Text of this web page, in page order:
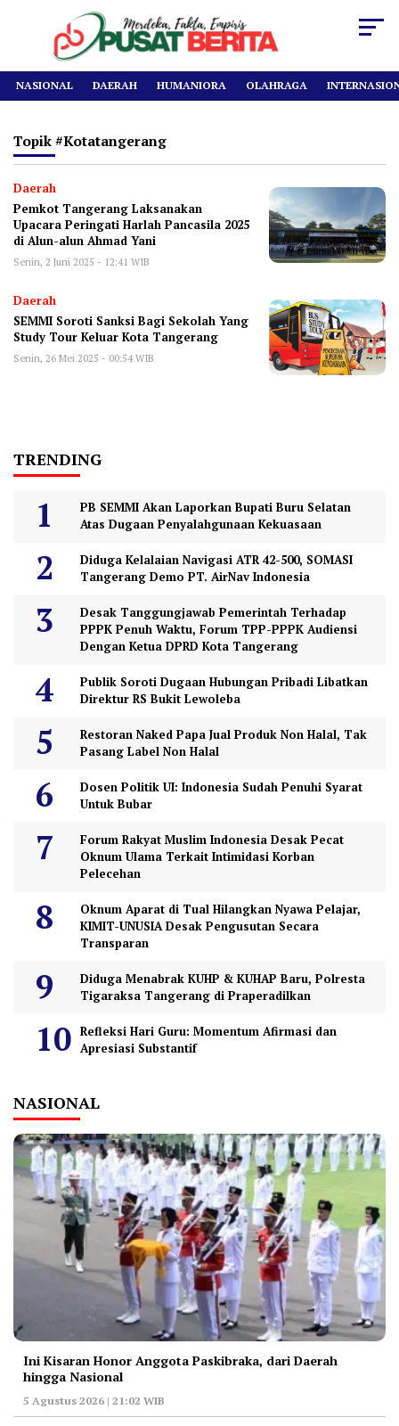
NASIONAL DAERAH HUMANIORA OLAHRAGA
Topik #kotatangerang
Daerah
Pemkot Tangerang Laksanakan
Upacara Peringati Harlah Pancasila 2025
di Alun-alun Ahmad Yani
Senin, 2 Juni 2025 - 12:41 WIB
Daerah
SEMMI Soroti Sanksi Bagi Sekolah Yang
Study Tour Keluar Kota Tangerang
Senin, 26 Mei 2025 - 00:54 WIB
TRENDING
PB SEMMI Akan Laporkan Bupati Buru Selatan
Atas Dugaan Penyalahgunaan Kekuasaan
Diduga Kelalaian Navigasi ATR 42-500, SOMASI
Tangerang Demo PT. AirNav Indonesia
Desak Tanggungjawab Pemerintah Terhadap
PPPK Penuh Waktu, Forum TPP-PPPK Audiensi
Dengan Ketua DPRD Kota Tangerang
Publik Soroti Dugaan Hubungan Pribadi Libatkan
Direktur RS Bukit Lewoleba
Restoran Naked Papa Jual Produk Non Halal, Tak
Pasang Label Non Halal
Dosen Politik UI: Indonesia Sudah Penuhi Syarat
Untuk Bubar
Forum Rakyat Muslim Indonesia Desak Pecat
Oknum Ulama Terkait Intimidasi Korban
Pelecehan
Oknum Aparat di Tual Hilangkan Nyawa Pelajar,
KIMIT-UNUSIA Desak Pengusutan Secara
Transparan
Diduga Menabrak KUHP & KUHAP Baru, Polresta
Tigaraksa Tangerang di Praperadilkan
Refleksi Hari Guru: Momentum Afirmasi dan
Apresiasi Substantif
NASIONAL
Ini Kisaran Honor Anggota Paskibraka, dari Daerah
hingga Nasional
5 Agustus 2026 | 21:02 WIB